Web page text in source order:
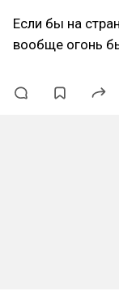
Если бы на
вообще огонь